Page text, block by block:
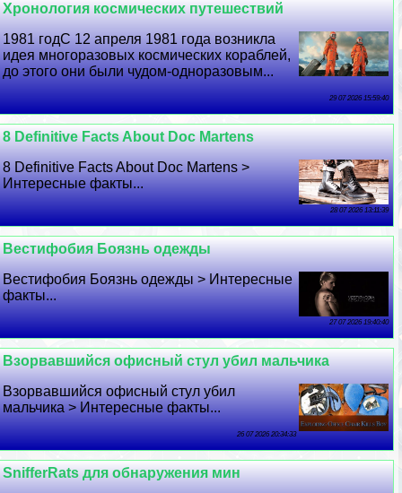
Хронология космических путешествий
1981 годС 12 апреля 1981 года возникла
идея многоразовых космических кораблей,
до этого они были чудом-одноразовым...
29 07 2026 15:59:40
8 Definitive Facts About Doc Martens
8 Definitive Facts About Doc Martens >
Интересные факты...
28 07 2026 13:11:39
Вестифобия Боязнь одежды
Вестифобия Боязнь одежды > Интересные
факты...
27 07 2026 19:40:40
Взорвавшийся офисный стул убил мальчика
Взорвавшийся офисный стул убил
мальчика > Интересные факты...
26 07 2026 20:34:33
SnifferRats для обнаружения мин